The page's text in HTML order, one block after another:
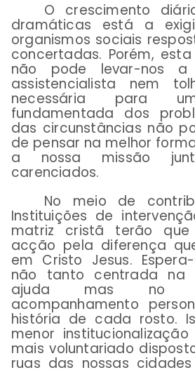
O crescimento
dramáticas está a
organismos sociais
concertadas. Porém,
não pode levar-nos a
assistencialista nem
necessária para
fundamentada dos
das circunstâncias não
de pensar na melhor
a nossa missão
carenciados.
No meio de
Instituições de
matriz cristã terão
acção pela diferença
em Cristo Jesus.
não tanto centrada na
ajuda mas no
acompanhamento
história de cada rosto.
menor
mais voluntariado
ruas das nossas